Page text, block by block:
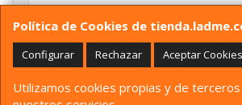
Política de Cookies de
Configurar Rechazar Aceptar Cookies
Utilizamos cookies propias y de
LADME@LADME.COM
Horario
9:30 A 14:00 Y 17:00 A 20:00 DE LUNES